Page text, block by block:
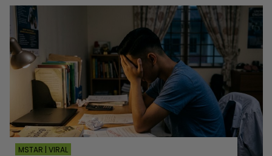
MSTAR | VIRAL